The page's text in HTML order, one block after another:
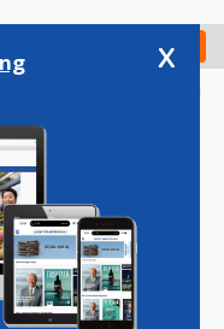
Check in
Vacatures
x